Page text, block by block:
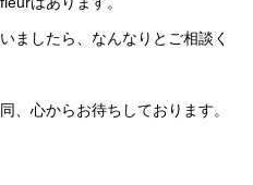
ましたら、なんなりとご相談く
、心からお待ちしております。